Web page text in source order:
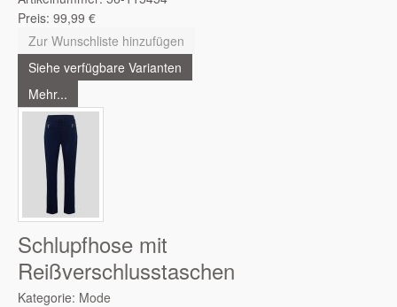
Preis: 99,99 €
Zur Wunschliste hinzufügen
Siehe verfügbare Varianten
Mehr...
Schlupfhose mit
Reißverschlusstaschen
Kategorie: Mode